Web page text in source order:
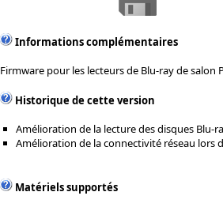
Informations complémentaires
Firmware pour les lecteurs de Blu-ray de salon
Historique de cette version
Amélioration de la lecture des disques Blu-
Amélioration de la connectivité réseau lors
Matériels supportés